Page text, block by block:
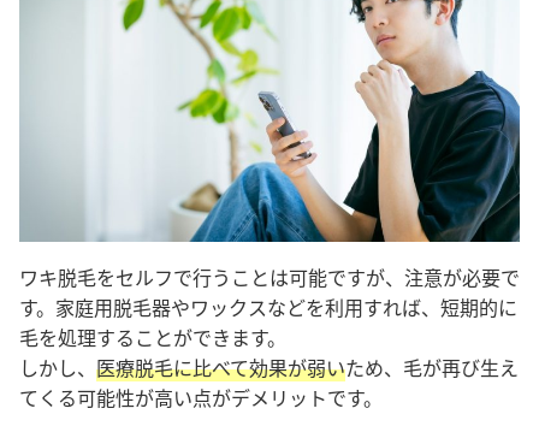
ワキ脱毛をセルフで行うことは可能ですが、注意が必要で
す。家庭用脱毛器やワックスなどを利用すれば、短期的に
毛を処理することができます。
しかし、 医療脱毛に比べて効果が弱いため、毛が再び生え
てくる可能性が高い点がデメリットです。